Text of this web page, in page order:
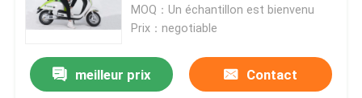
électrique de dames long
MOQ：Un échantillon est bienvenu
Prix：negotiable
meilleur prix Contact